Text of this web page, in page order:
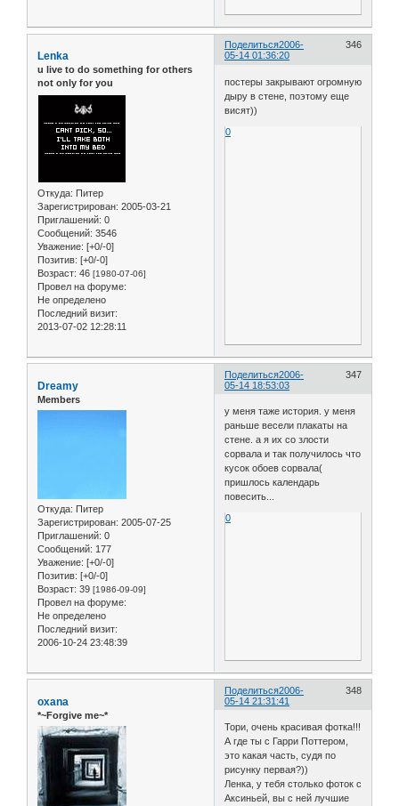
Поделиться 346
2006-
05-14 01:36:20
Lenka
u live to do something for others
not only for you
Откуда: Питер
Зарегистрирован: 2005-03-21
Приглашений: 0
Сообщений: 3546
Уважение: [+0/-0]
Позитив: [+0/-0]
Возраст: 46 [1980-07-06]
Провел на форуме:
Не определено
Последний визит:
2013-07-02 12:28:11
постеры закрывают огромную
дыру в стене, поэтому еще
висят))
0
Поделиться 347
2006-
05-14 18:53:03
Dreamy
Members
Откуда: Питер
Зарегистрирован: 2005-07-25
Приглашений: 0
Сообщений: 177
Уважение: [+0/-0]
Позитив: [+0/-0]
Возраст: 39 [1986-09-09]
Провел на форуме:
Не определено
Последний визит:
2006-10-24 23:48:39
у меня таже история. у меня
раньше весели плакаты на
стене. а я их со злости
сорвала и так получилось что
кусок обоев сорвала(
пришлось календарь
повесить...
0
Поделиться 348
2006-
05-14 21:31:41
oxana
*~Forgive me~*
Тори, очень красивая фотка!!!
А где ты с Гарри Поттером,
это какая часть, судя по
рисунку первая?))
Ленка, у тебя столько фоток с
Аксиньей, вы с ней лучшие